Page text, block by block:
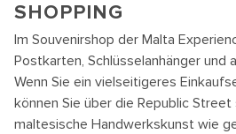
SHOPPING
Im Souvenirshop der Malta
Postkarten, Schlüsselanhänger und
Wenn Sie ein vielseitigeres
können Sie über die Republic
maltesische Handwerkskunst wie